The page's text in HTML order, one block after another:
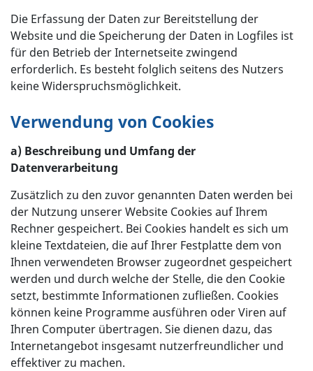
Die Erfassung der Daten zur Bereitstellung der
Website und die Speicherung der Daten in Logfiles ist
für den Betrieb der Internetseite zwingend
erforderlich. Es besteht folglich seitens des Nutzers
keine Widerspruchsmöglichkeit.
Verwendung von Cookies
a) Beschreibung und Umfang der
Datenverarbeitung
Zusätzlich zu den zuvor genannten Daten werden bei
der Nutzung unserer Website Cookies auf Ihrem
Rechner gespeichert. Bei Cookies handelt es sich um
kleine Textdateien, die auf Ihrer Festplatte dem von
Ihnen verwendeten Browser zugeordnet gespeichert
werden und durch welche der Stelle, die den Cookie
setzt, bestimmte Informationen zufließen. Cookies
können keine Programme ausführen oder Viren auf
Ihren Computer übertragen. Sie dienen dazu, das
Internetangebot insgesamt nutzerfreundlicher und
effektiver zu machen.